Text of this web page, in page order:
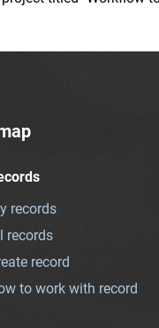
records
records
record
to work with record